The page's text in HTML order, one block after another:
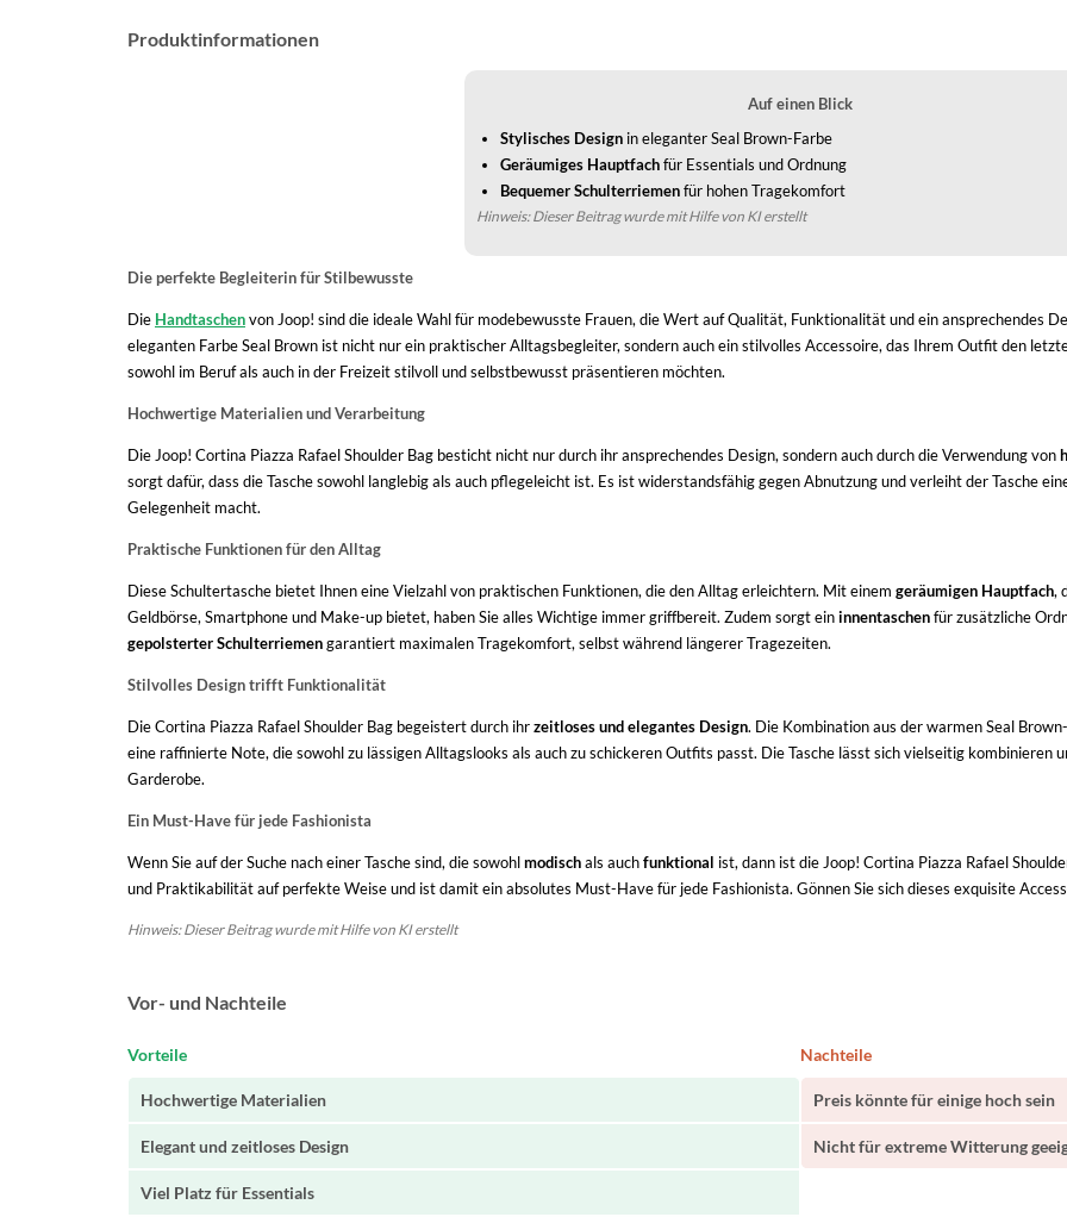
Produktinformationen
Auf einen Blick
Stylisches Designin eleganter Seal Brown-Farbe
Geräumiges Hauptfachfür Essentials und Ordnung
Bequemer Schulterriemenfür hohen Tragekomfort
Hinweis: Dieser Beitrag wurde mit Hilfe von KI erstellt
Die perfekte Begleiterin für Stilbewusste
Die Handtaschenvon Joop! sind die ideale Wahl für modebewusste Frauen, die Wert auf Qualität, Funktionalität und ein ansprechendes
eleganten Farbe Seal Brown ist nicht nur ein praktischer Alltagsbegleiter, sondern auch ein stilvolles Accessoire, das Ihrem Outfit den
sowohl im Beruf als auch in der Freizeit stilvoll und selbstbewusst präsentieren möchten.
Hochwertige Materialien und Verarbeitung
Die Joop! Cortina Piazza Rafael Shoulder Bag besticht nicht nur durch ihr ansprechendes Design, sondern auch durch die Verwendung von
sorgt dafür, dass die Tasche sowohl langlebig als auch pflegeleicht ist. Es ist widerstandsfähig gegen Abnutzung und verleiht der Tasche
Gelegenheit macht.
Praktische Funktionen für den Alltag
Diese Schultertasche bietet Ihnen eine Vielzahl von praktischen Funktionen, die den Alltag erleichtern. Mit einem geräumigen Hauptfach,
Geldbörse, Smartphone und Make-up bietet, haben Sie alles Wichtige immer griffbereit. Zudem sorgt eininnentaschenfür zusätzliche
gepolsterter Schulterriemengarantiert maximalen Tragekomfort, selbst während längerer Tragezeiten.
Stilvolles Design trifft Funktionalität
Die Cortina Piazza Rafael Shoulder Bag begeistert durch ihrzeitloses und elegantes Design. Die Kombination aus der warmen Seal
eine raffinierte Note, die sowohl zu lässigen Alltagslooks als auch zu schickeren Outfits passt. Die Tasche lässt sich vielseitig
Garderobe.
Ein Must-Have für jede Fashionista
Wenn Sie auf der Suche nach einer Tasche sind, die sowohlmodischals auchfunktional ist, dann ist die Joop! Cortina Piazza Rafael
und Praktikabilität auf perfekte Weise und ist damit ein absolutes Must-Have für jede Fashionista. Gönnen Sie sich dieses exquisite
Hinweis: Dieser Beitrag wurde mit Hilfe von KI erstellt
Vor- und Nachteile
Vorteile
Hochwertige Materialien
Elegant und zeitloses Design
Viel Platz für Essentials
Nachteile
Preis könnte für einige hoch sein
Nicht für extreme Witterung